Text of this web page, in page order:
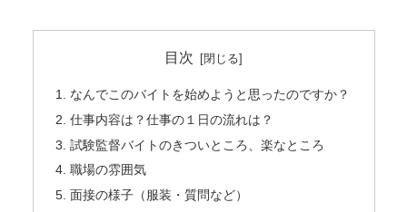
目次
なんでこのバイトを始めようと思ったのですか？
仕事内容は？仕事の１日の流れは？
試験監督バイトのきついところ、楽なところ
職場の雰囲気
面接の様子（服装・質問など）